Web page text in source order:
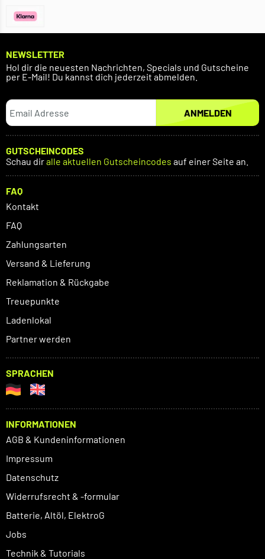
NEWSLETTER
Hol dir die neuesten Nachrichten, Specials und Gutscheine
per E-Mail! Du kannst dich jederzeit abmelden.
ANMELDEN
GUTSCHEINCODES
Schau diralle aktuellen Gutscheincodes auf einer Seite an.
FAQ
Kontakt
FAQ
Zahlungsarten
Versand & Lieferung
Reklamation & Rückgabe
Treuepunkte
Ladenlokal
Partner werden
SPRACHEN
INFORMATIONEN
AGB & Kundeninformationen
Impressum
Datenschutz
Widerrufsrecht & -formular
Batterie, Altöl, ElektroG
Jobs
Technik & Tutorials